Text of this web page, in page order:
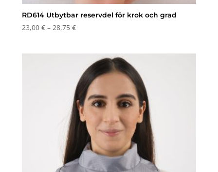
RD614 Utbytbar reservdel för krok och grad
23,00 € – 28,75 €Prisintervall:
28,75 €